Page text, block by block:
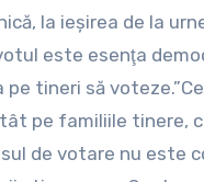
la ieşirea de la
este esenţa
pe tineri să
pe familiile tinere,
de votare nu este